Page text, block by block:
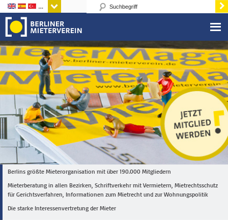
Sprachen
Berlins größte Mieterorganisation mit über 190.000 Mitgliedern
Mieterberatung in allen Bezirken, Schriftverkehr mit Vermietern, Mietrechtsschutz
für Gerichtsverfahren, Informationen zum Mietrecht und zur Wohnungspolitik
Die starke Interessenvertretung der Mieter